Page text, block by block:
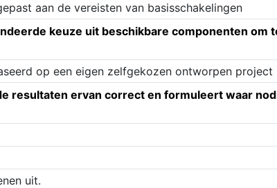
aan de vereisten van basisschakelingen
keuze uit beschikbare componenten om
op een eigen zelfgekozen ontworpen project
resultaten ervan correct en formuleert waar
uit.